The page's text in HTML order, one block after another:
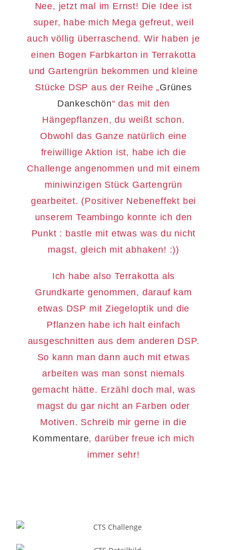
Nee, jetzt mal im Ernst! Die Idee ist
super, habe mich Mega gefreut, weil
auch völlig überraschend. Wir haben je
einen Bogen Farbkarton in Terrakotta
und Gartengrün bekommen und kleine
Stücke DSP aus der Reihe „Grünes
Dankeschön“ das mit den
Hängepflanzen, du weißt schon.
Obwohl das Ganze natürlich eine
freiwillige Aktion ist, habe ich die
Challenge angenommen und mit einem
miniwinzigen Stück Gartengrün
gearbeitet. (Positiver Nebeneffekt bei
unserem Teambingo konnte ich den
Punkt : bastle mit etwas was du nicht
magst, gleich mit abhaken! :))
Ich habe also Terrakotta als
Grundkarte genommen, darauf kam
etwas DSP mit Ziegeloptik und die
Pflanzen habe ich halt einfach
ausgeschnitten aus dem anderen DSP.
So kann man dann auch mit etwas
arbeiten was man sonst niemals
gemacht hätte. Erzähl doch mal, was
magst du gar nicht an Farben oder
Motiven. Schreib mir gerne in die
Kommentare, darüber freue ich mich
immer sehr!